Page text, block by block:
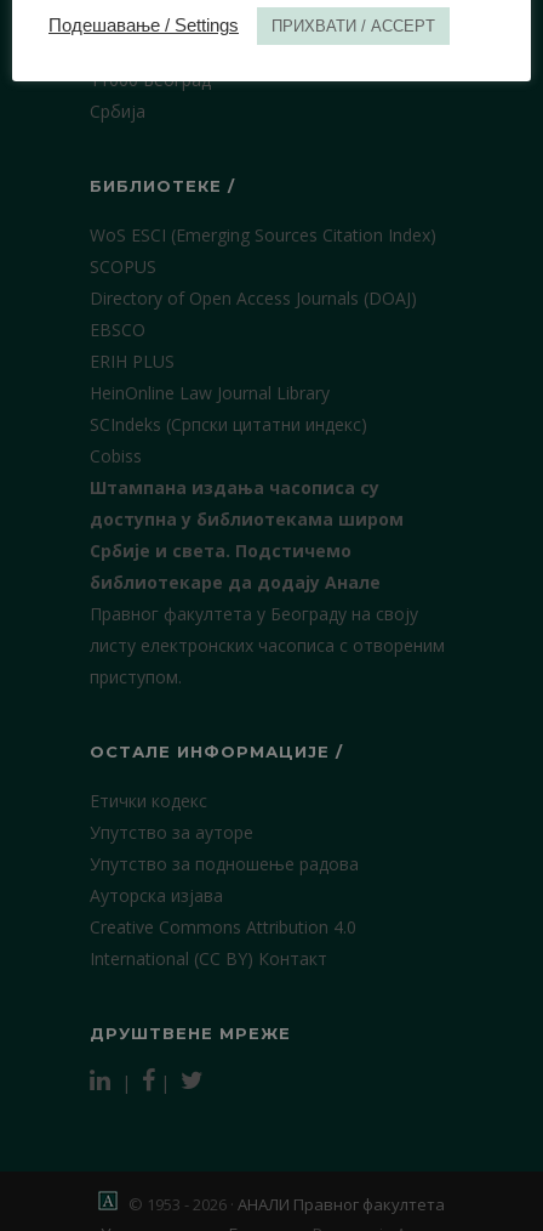
Београду
Булевар краља Александра 67
11000 Београд
Србија
БИБЛИОТЕКЕ /
WoS ESCI (Emerging Sources Citation Index)
SCOPUS
Directory of Open Access Journals (DOAJ)
EBSCO
ERIH PLUS
HeinOnline Law Journal Library
SCIndeks (Српски цитатни индекс)
Cobiss
Штампана издања часописа су
доступна у библиотекама широм
Србије и света. Подстичемо
библиотекаре да додају Анале
Правног факултета у Београду на своју
листу електронских часописа с отвореним
приступом.
ОСТАЛЕ ИНФОРМАЦИЈЕ /
Етички кодекс
Упутство за ауторе
Упутство за подношење радова
Ауторска изјава
Creative Commons Attribution 4.0
International (CC BY) Контакт
ДРУШТВЕНЕ МРЕЖЕ
| |
© 1953 - 2026 · АНАЛИ Правног факултета
Подешавање / Settings ПРИХВАТИ / ACCEPT